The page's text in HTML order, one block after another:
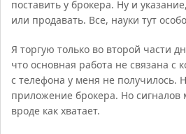
поставить у брокера. Ну и
или продавать. Все, науки тут
Я торгую только во второй части
что основная работа не связана с
с телефона у меня не получилось.
приложение брокера. Но сигналов
вроде как хватает.